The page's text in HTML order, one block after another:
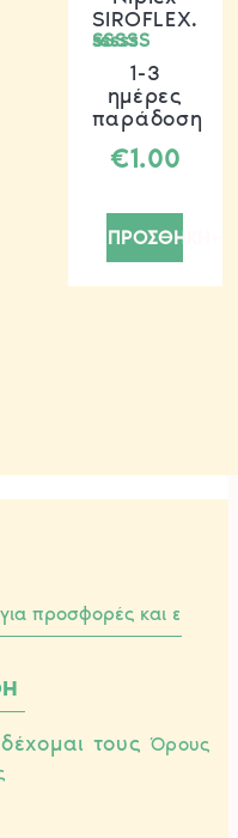
SIROFLEX.
Βαθμολογήθηκε
με
5.00
από 5
1-3
ημέρες
παράδοση
€1.00
ΠΡΟΣΘΗΚΗ+
τουςΌρους